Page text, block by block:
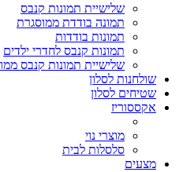
שלישיית תמונות קנבס
תמונה בודדת ממוסגרת
תמונות בודדות
תמונות קנבס לחדרי ילדים
שלישיית תמונות קנבס
שולחנות לסלון
שטיחים לסלון
אקססוריז
מוצרי נוי
סלסלות לבית
מצעים